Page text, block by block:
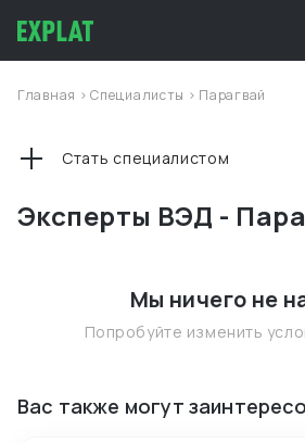
Главная >Специалисты > Парагвай
Эксперты ВЭД -
Стать специалистом
Мы ничего не
Попробуйте изменить
Вас также могут